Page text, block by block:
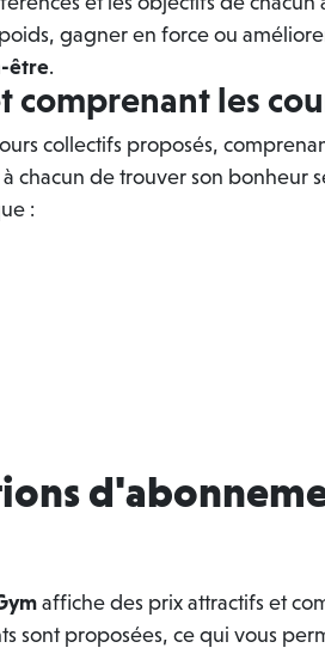
gagner en force ou
être.
les
collectifs proposés,
de trouver son bonheur
:
affiche des prix attractifs et
proposées, ce qui vous